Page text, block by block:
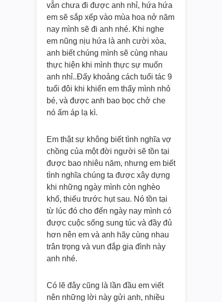
vẫn chưa đi được anh nhỉ, hứa hứa
em sẽ sắp xếp vào mùa hoa nở năm
nay mình sẽ đi anh nhé. Khi nghe
em nũng nịu hứa là anh cười xòa,
anh biết chúng mình sẽ cùng nhau
thực hiện khi mình thực sự muốn
anh nhỉ..Đấy khoảng cách tuổi tác 9
tuổi đôi khi khiến em thấy mình nhỏ
bé, và được anh bao bọc chở che
nó ấm áp lạ kì.
Em thật sự không biết tình nghĩa vợ
chồng của một đời người sẽ tồn tại
được bao nhiêu năm, nhưng em biết
tình nghĩa chúng ta được xây dựng
khi những ngày mình còn nghèo
khổ, thiếu trước hụt sau. Nó tồn tại
từ lúc đó cho đến ngày nay mình có
được cuộc sống sung túc và đầy đủ
hơn nên em và anh hãy cùng nhau
trân trọng và vun đắp gia đình này
anh nhé.
Có lẽ đây cũng là lần đầu em viết
nên những lời này gửi anh, nhiều